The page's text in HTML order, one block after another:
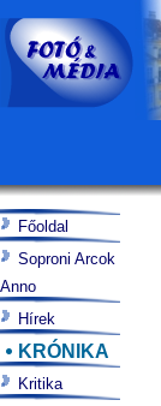
Főoldal
Soproni Arcok
Anno
Hírek
KRÓNIKA
Kritika